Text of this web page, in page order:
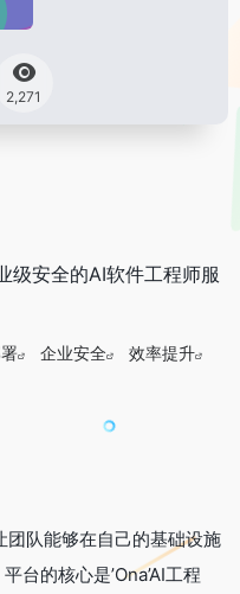
2,271
级安全的AI软件工程师服
企业安全
效率提升
队能够在自己的基础设施
台的核心是’Ona’AI工程